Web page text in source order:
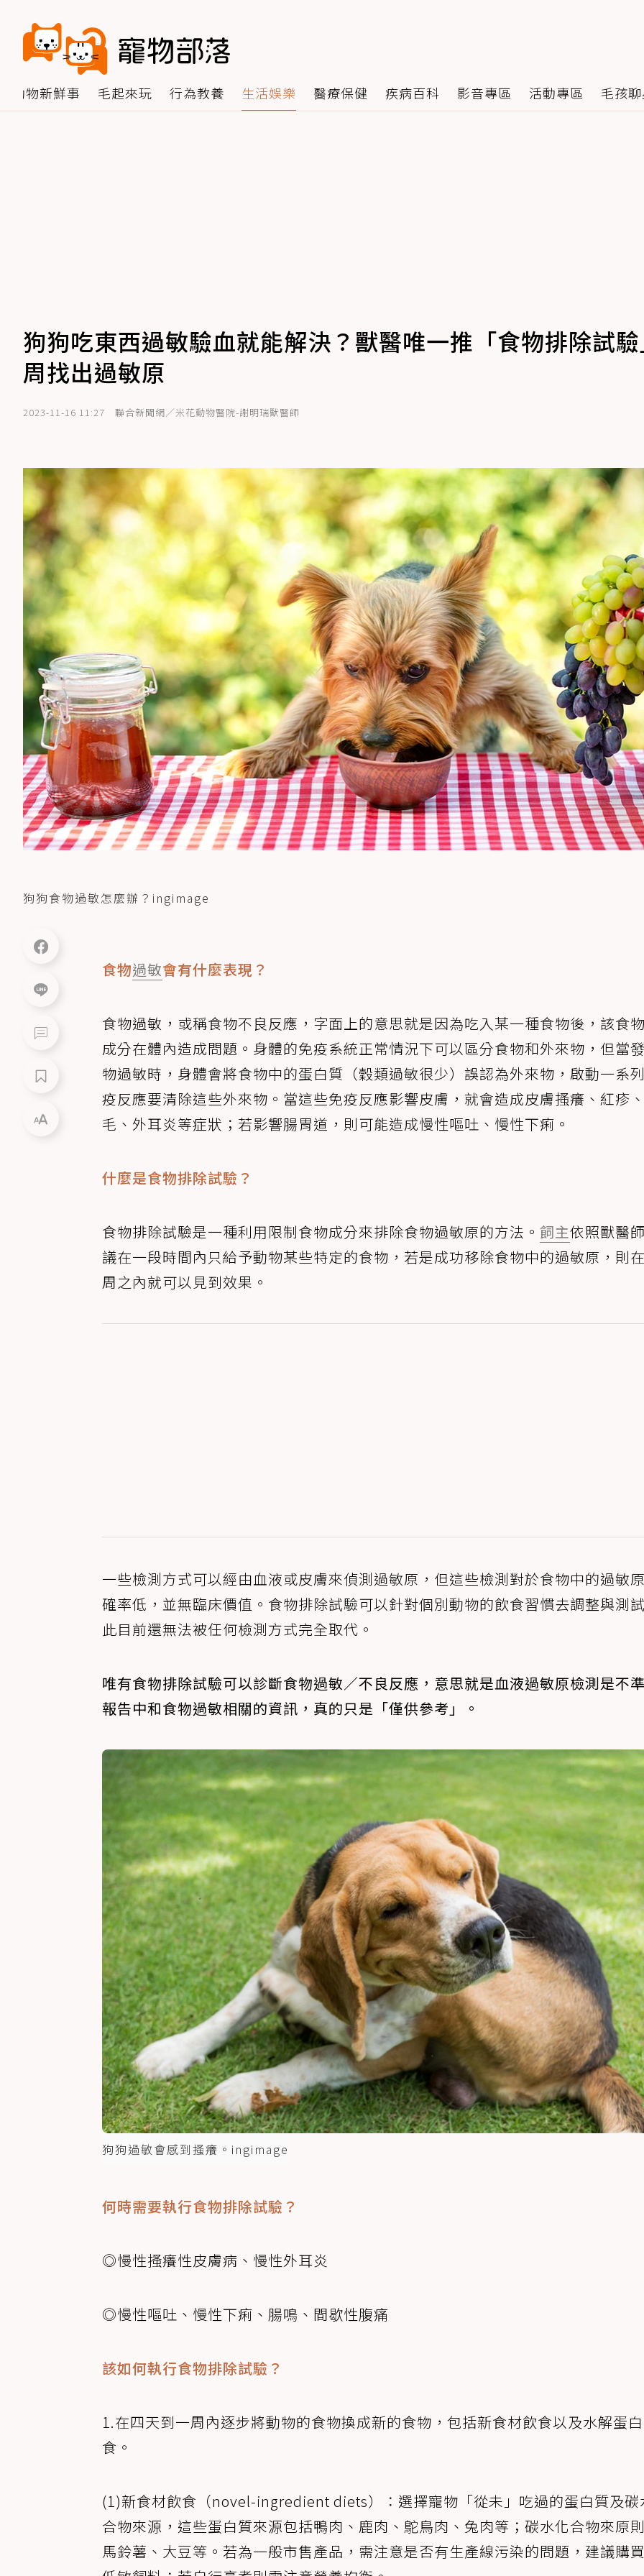
動物新鮮事 毛起來玩 行為教養 生活娛樂 醫療保健 疾病百科 影音專區 活動專區 毛孩
狗狗吃東西過敏驗血就能解決？獸醫唯一推「食物排除試
周找出過敏原
2023-11-16 11:27 聯合新聞網／米花動物醫院-謝明瑞獸醫師
狗狗食物過敏怎麼辦？ingimage
食物過敏會有什麼表現？
食物過敏，或稱食物不良反應，字面上的意思就是因為吃入某一種食物後，該食
成分在體內造成問題。身體的免疫系統正常情況下可以區分食物和外來物，但當
物過敏時，身體會將食物中的蛋白質（穀類過敏很少）誤認為外來物，啟動一系
疫反應要清除這些外來物。當這些免疫反應影響皮膚，就會造成皮膚搔癢、紅疹
毛、外耳炎等症狀；若影響腸胃道，則可能造成慢性嘔吐、慢性下痢。
什麼是食物排除試驗？
食物排除試驗是一種利用限制食物成分來排除食物過敏原的方法。 飼主依照獸醫
議在一段時間內只給予動物某些特定的食物，若是成功移除食物中的過敏原，則
周之內就可以見到效果。
一些檢測方式可以經由血液或皮膚來偵測過敏原，但這些檢測對於食物中的過敏
確率低，並無臨床價值。食物排除試驗可以針對個別動物的飲食習慣去調整與測
此目前還無法被任何檢測方式完全取代。
唯有食物排除試驗可以診斷食物過敏／不良反應，意思就是血液過敏原檢測是不
報告中和食物過敏相關的資訊，真的只是「僅供參考」。
狗狗過敏會感到搔癢。ingimage
何時需要執行食物排除試驗？
◎慢性搔癢性皮膚病、慢性外耳炎
◎慢性嘔吐、慢性下痢、腸鳴、間歇性腹痛
該如何執行食物排除試驗？
1.在四天到一周內逐步將動物的食物換成新的食物，包括新食材飲食以及水解蛋
食。
(1)新食材飲食（novel-ingredient diets）：選擇寵物「從未」吃過的蛋白質及碳
合物來源，這些蛋白質來源包括鴨肉、鹿肉、鴕鳥肉、兔肉等；碳水化合物來原
馬鈴薯、大豆等。若為一般市售產品，需注意是否有生產線污染的問題，建議購